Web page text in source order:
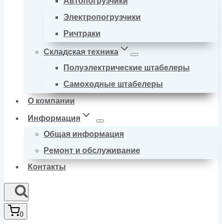
Электропогрузчики
Ричтраки
Складская техника
Полуэлектрические штабелеры
Самоходные штабелеры
О компании
Информация
Общая информация
Ремонт и обслуживание
Контакты
0